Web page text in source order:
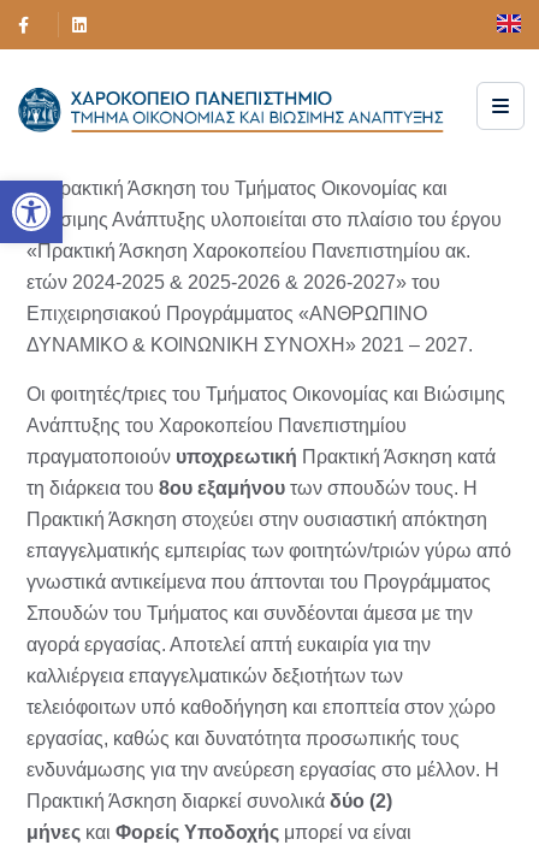
Ανοίξτε τη γραμμή εργαλείων
Η Πρακτική Άσκηση του Τμήματος Οικονομίας και
Βιώσιμης Ανάπτυξης υλοποιείται στο πλαίσιο του έργου
«Πρακτική Άσκηση Χαροκοπείου Πανεπιστημίου ακ.
ετών 2024-2025 & 2025-2026 & 2026-2027» του
Επιχειρησιακού Προγράμματος «ΑΝΘΡΩΠΙΝΟ
ΔΥΝΑΜΙΚΟ & ΚΟΙΝΩΝΙΚΗ ΣΥΝΟΧΗ» 2021 – 2027.
Οι φοιτητές/τριες του Τμήματος Οικονομίας και Βιώσιμης
Ανάπτυξης του Χαροκοπείου Πανεπιστημίου
πραγματοποιούν υποχρεωτική Πρακτική Άσκηση κατά
τη διάρκεια του 8ου εξαμήνου των σπουδών τους. Η
Πρακτική Άσκηση στοχεύει στην ουσιαστική απόκτηση
επαγγελματικής εμπειρίας των φοιτητών/τριών γύρω από
γνωστικά αντικείμενα που άπτονται του Προγράμματος
Σπουδών του Τμήματος και συνδέονται άμεσα με την
αγορά εργασίας. Αποτελεί απτή ευκαιρία για την
καλλιέργεια επαγγελματικών δεξιοτήτων των
τελειόφοιτων υπό καθοδήγηση και εποπτεία στον χώρο
εργασίας, καθώς και δυνατότητα προσωπικής τους
ενδυνάμωσης για την ανεύρεση εργασίας στο μέλλον. Η
Πρακτική Άσκηση διαρκεί συνολικά δύο (2)
μήνες και Φορείς Υποδοχής μπορεί να είναι